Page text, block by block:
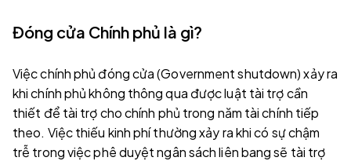
Đóng cửa Chính phủ là gì?
Việc chính phủ đóng cửa (Government shutdown) xảy ra
khi chính phủ không thông qua được luật tài trợ cần
thiết để tài trợ cho chính phủ trong năm tài chính tiếp
theo. Việc thiếu kinh phí thường xảy ra khi có sự chậm
trễ trong việc phê duyệt ngân sách liên bang sẽ tài trợ